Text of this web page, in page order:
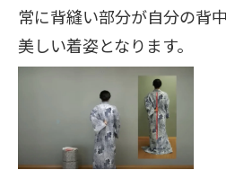
常に背縫い部分が自分の背
美しい着姿となります。